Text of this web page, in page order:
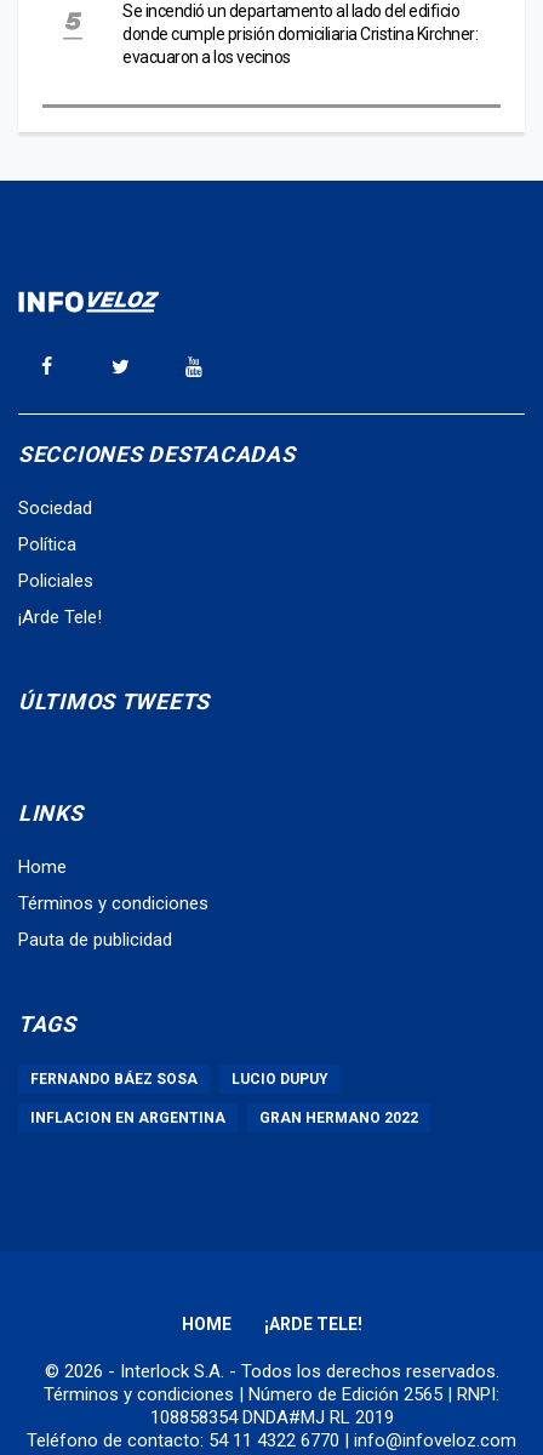
Se incendió un departamento al lado del edificio
donde cumple prisión domiciliaria Cristina Kirchner:
evacuaron a los vecinos
SECCIONES DESTACADAS
Sociedad
Política
Policiales
¡Arde Tele!
ÚLTIMOS TWEETS
LINKS
Home
Términos y condiciones
Pauta de publicidad
TAGS
FERNANDO BÁEZ SOSA LUCIO DUPUY
INFLACION EN ARGENTINA GRAN HERMANO 2022
HOME ¡ARDE TELE!
© 2026 - Interlock S.A. - Todos los derechos reservados.
Términos y condiciones | Número de Edición 2565 | RNPI:
108858354 DNDA#MJ RL 2019
Teléfono de contacto: 54 11 4322 6770 | info@infoveloz.com